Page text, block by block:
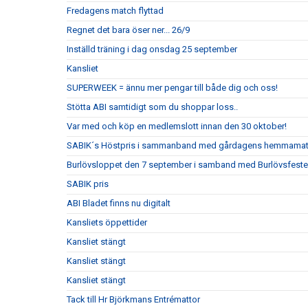
Fredagens match flyttad
Regnet det bara öser ner... 26/9
Inställd träning i dag onsdag 25 september
Kansliet
SUPERWEEK = ännu mer pengar till både dig och oss!
Stötta ABI samtidigt som du shoppar loss..
Var med och köp en medlemslott innan den 30 oktober!
SABIK´s Höstpris i sammanband med gårdagens
Burlövsloppet den 7 september i samband med
SABIK pris
ABI Bladet finns nu digitalt
Kansliets öppettider
Kansliet stängt
Kansliet stängt
Kansliet stängt
Tack till Hr Björkmans Entrémattor